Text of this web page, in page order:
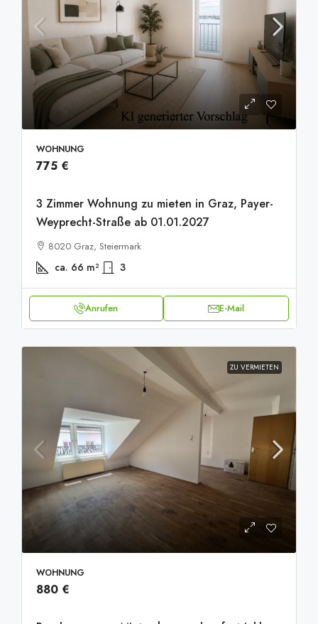
20251001_093610014_iOS
20251001_093631329_iOS
WOHNUNG
775 €
3 Zimmer Wohnung zu mieten in Graz, Payer-
Weyprecht-Straße ab 01.01.2027
8020 Graz, Steiermark
ca. 66 m² 3
Anrufen E-Mail
ZU VERMIETEN
WOHNUNG
880 €